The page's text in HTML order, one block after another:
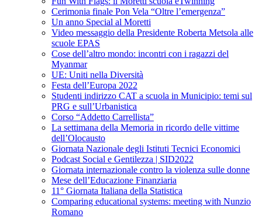
Cerimonia finale Pon Vela “Oltre l’emergenza”
Un anno Special al Moretti
Video messaggio della Presidente Roberta Metsola alle
scuole EPAS
Cose dell’altro mondo: incontri con i ragazzi del
Myanmar
UE: Uniti nella Diversità
Festa dell’Europa 2022
Studenti indirizzo CAT a scuola in Municipio: temi sul
PRG e sull’Urbanistica
Corso “Addetto Carrellista”
La settimana della Memoria in ricordo delle vittime
dell’Olocausto
Giornata Nazionale degli Istituti Tecnici Economici
Podcast Social e Gentilezza | SID2022
Giornata internazionale contro la violenza sulle donne
Mese dell’Educazione Finanziaria
11° Giornata Italiana della Statistica
Comparing educational systems: meeting with Nunzio
Romano